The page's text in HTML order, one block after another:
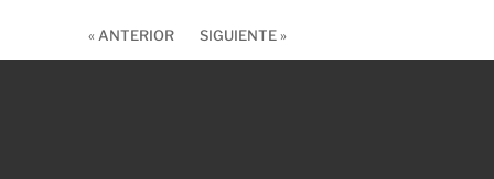
« ANTERIOR SIGUIENTE »